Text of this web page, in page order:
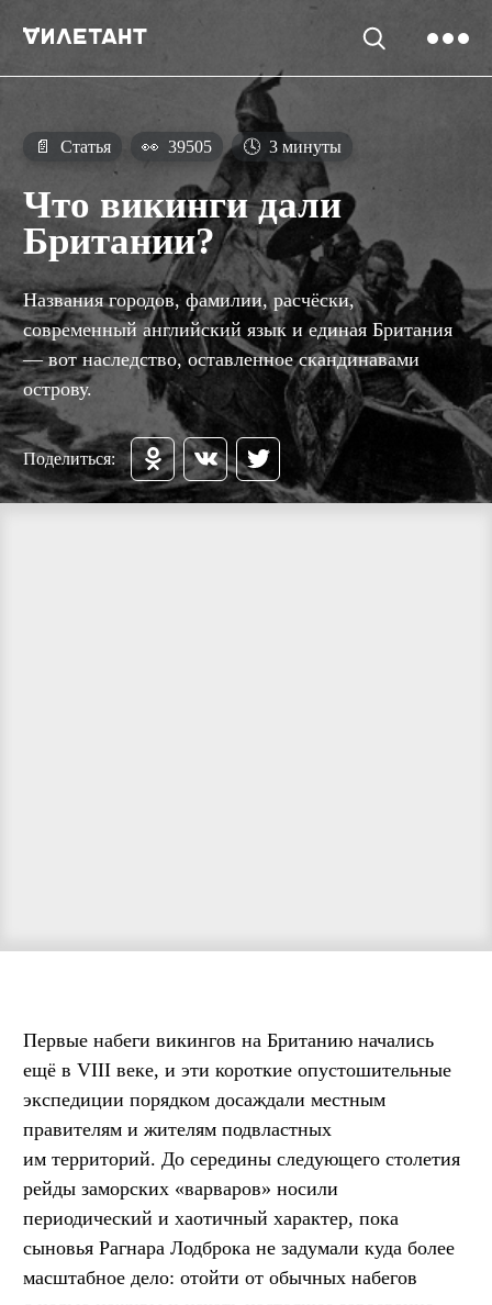
📄 Статья 👀 39505 🕓 3 минуты
Что викинги дали
Британии?
Названия городов, фамилии, расчёски,
современный английский язык и единая Британия
— вот наследство, оставленное скандинавами
острову.
Поделиться:
Первые набеги викингов на Британию начались
ещё в VIII веке, и эти короткие опустошительные
экспедиции порядком досаждали местным
правителям и жителям подвластных
им территорий. До середины следующего столетия
рейды заморских «варваров» носили
периодический и хаотичный характер, пока
сыновья Рагнара Лодброка не задумали куда более
масштабное дело: отойти от обычных набегов